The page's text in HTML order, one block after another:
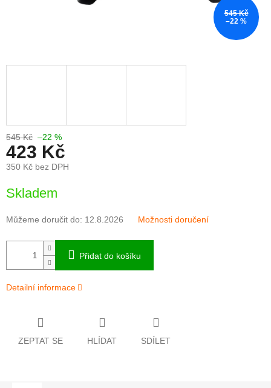
545 Kč
–22 %
545 Kč –22 %
423 Kč
350 Kč bez DPH
cena:
Skladem
Můžeme doručit do: 12.8.2026 Možnosti doručení
Přidat do košíku
Detailní informace
ZEPTAT SE HLÍDAT SDÍLET